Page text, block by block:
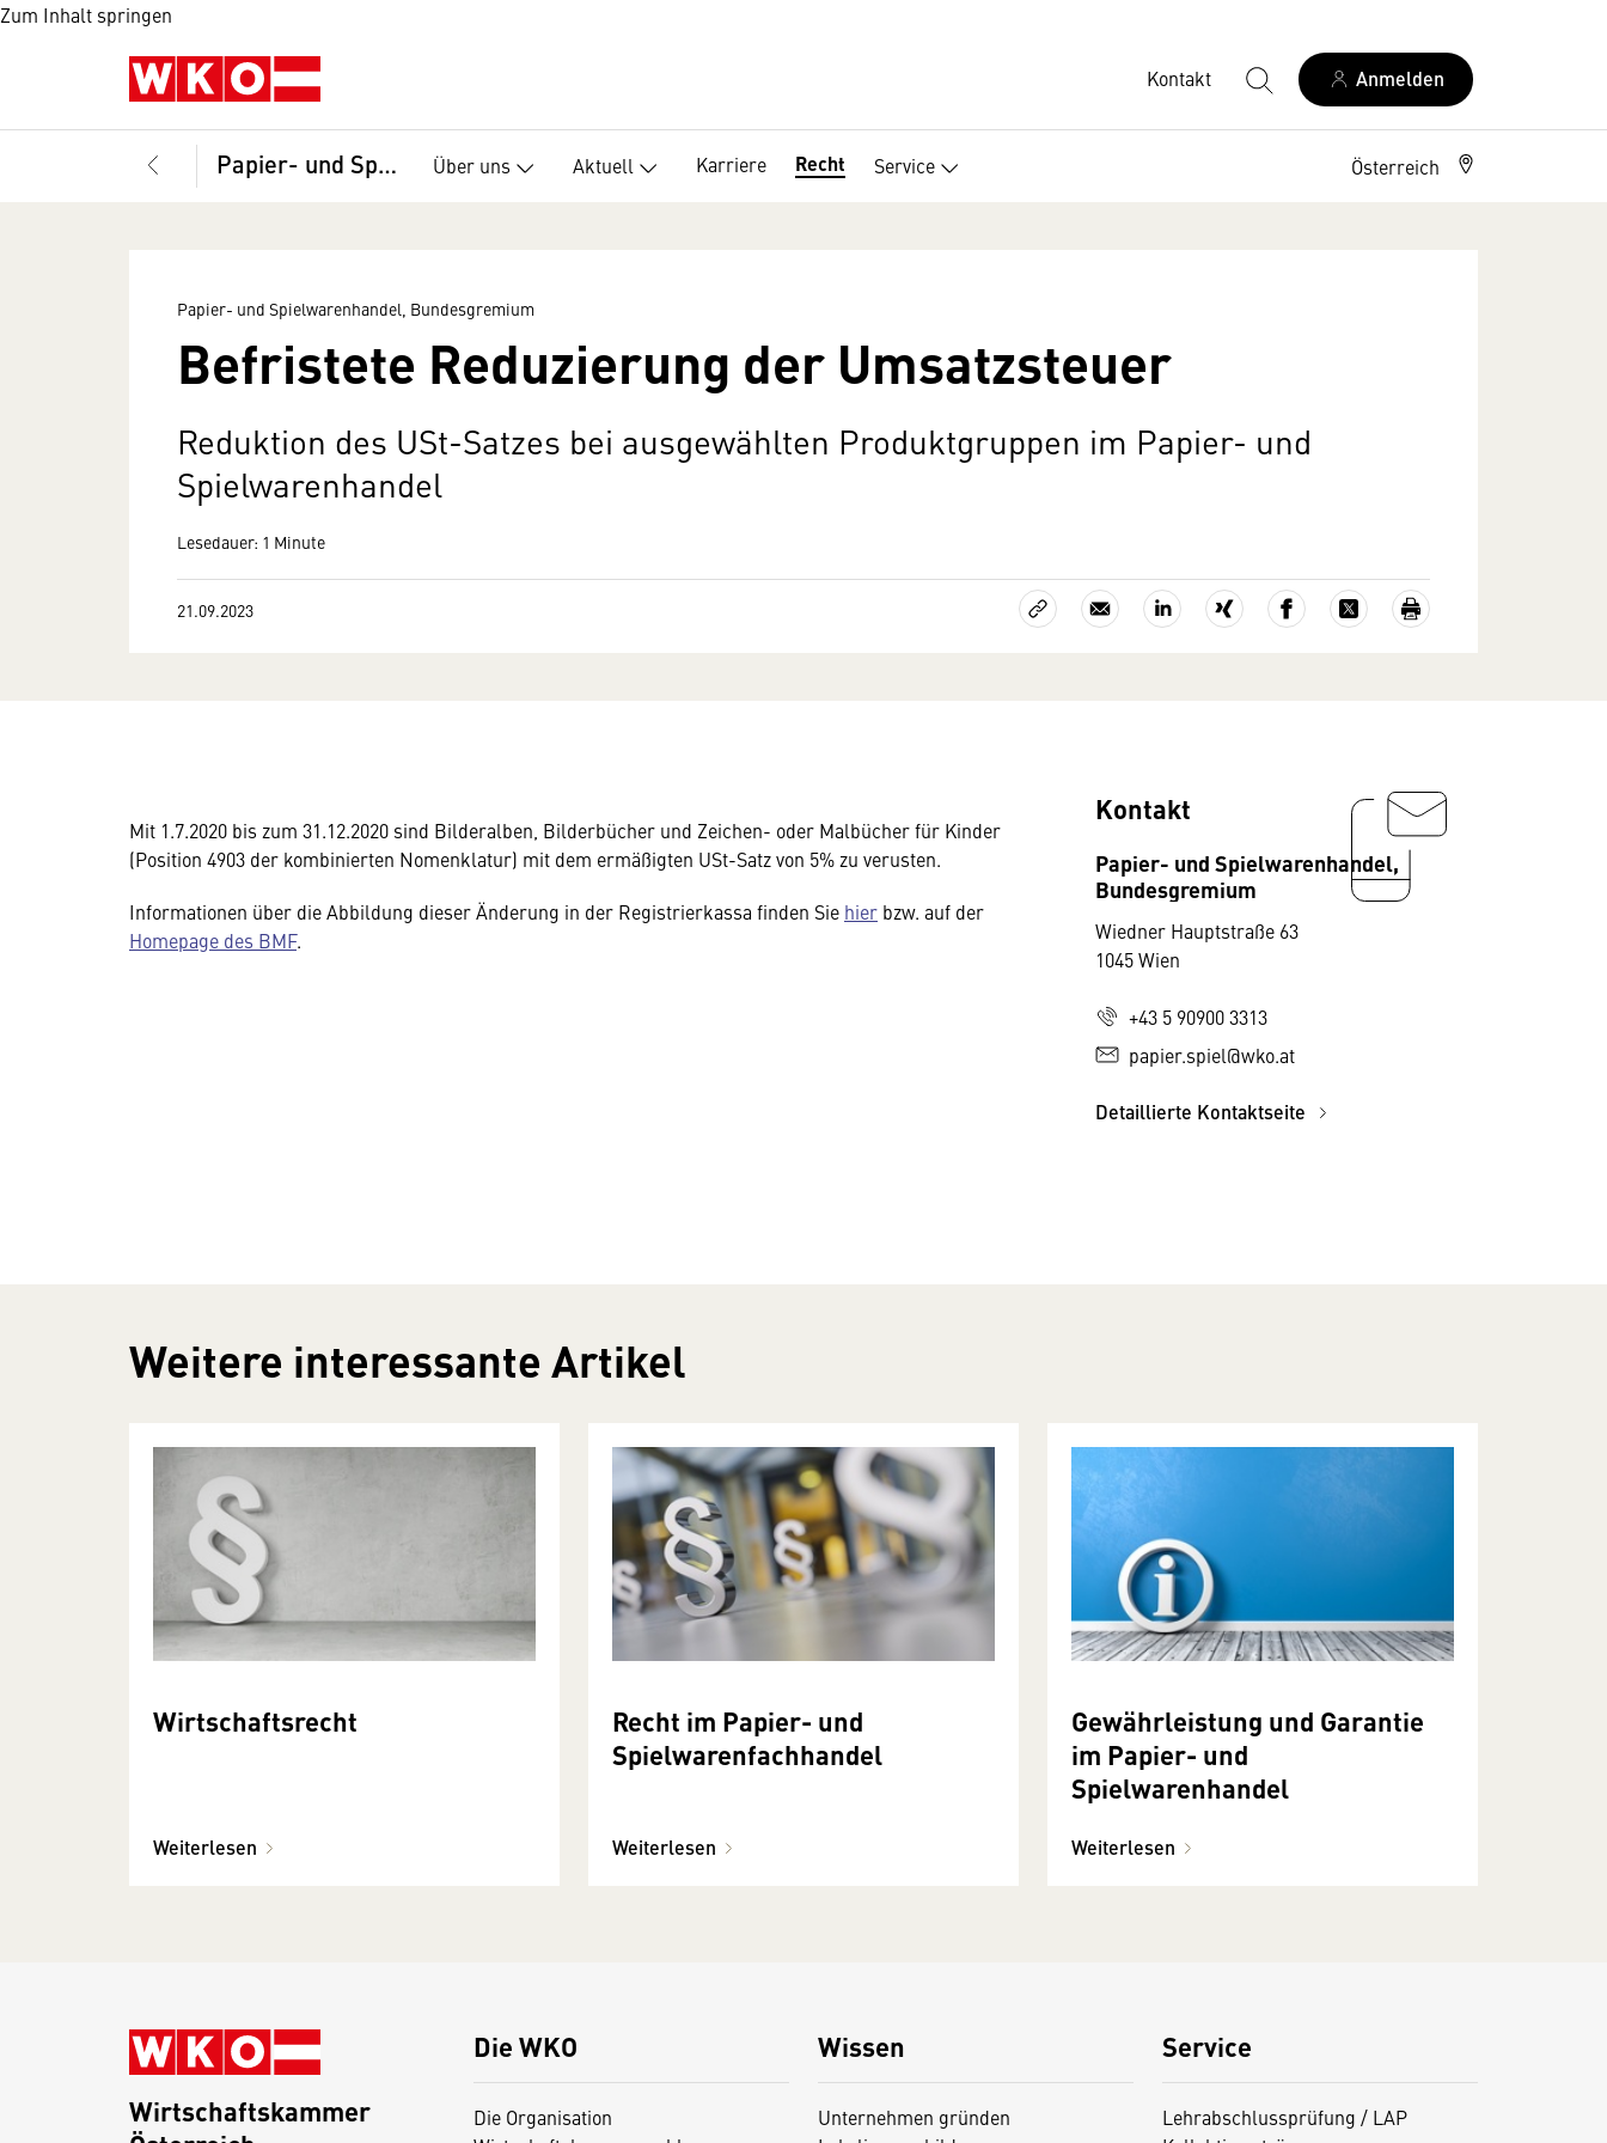
Zum Inhalt springen
Kontakt Anmelden
Papier- und Spielwarenhandel, Bundesgremium Über uns Aktuell Karriere Recht Service Österreich
Papier- und Spielwarenhandel, Bundesgremium
Befristete Reduzierung der Umsatzsteuer
Reduktion des USt-Satzes bei ausgewählten Produktgruppen im Papier- und
Spielwarenhandel
Lesedauer: 1 Minute
21.09.2023
Mit 1.7.2020 bis zum 31.12.2020 sind Bilderalben, Bilderbücher und Zeichen- oder Malbücher für Kinder
(Position 4903 der kombinierten Nomenklatur) mit dem ermäßigten USt-Satz von 5% zu verusten.
Informationen über die Abbildung dieser Änderung in der Registrierkassa finden Sie hier bzw. auf der
Homepage des BMF.
Kontakt
Papier- und Spielwarenhandel,
Bundesgremium
Wiedner Hauptstraße 63
1045 Wien
+43 5 90900 3313
papier.spiel@wko.at
Detaillierte Kontaktseite
Weitere interessante Artikel
Wirtschaftsrecht
Weiterlesen
Recht im Papier- und
Spielwarenfachhandel
Weiterlesen
Gewährleistung und Garantie
im Papier- und
Spielwarenhandel
Weiterlesen
Die WKO
Die Organisation
Wissen
Unternehmen gründen
Service
Lehrabschlussprüfung / LAP
Wirtschaftskammer